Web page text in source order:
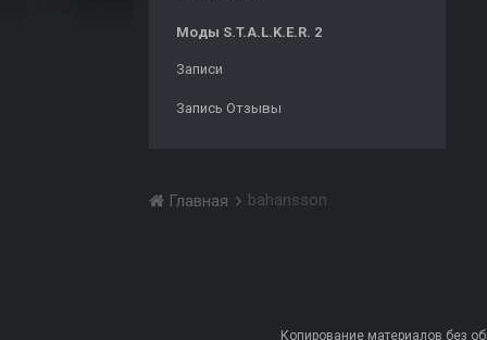
Моды S.T.A.L.K.E.R. 2
Записи
Запись Отзывы
Главная bahansson
Копирование материалов без